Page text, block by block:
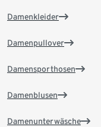
Damenkleider
Damenpullover
Damensporthosen
Damenblusen
Damenunterwäsche